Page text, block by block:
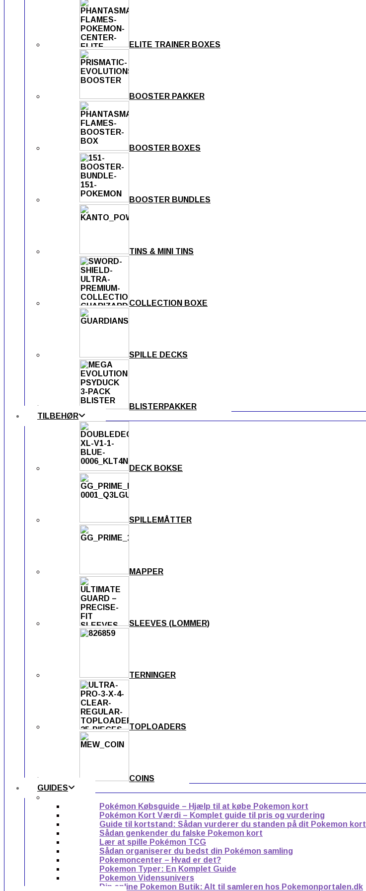
ELITE TRAINER BOXES
BOOSTER PAKKER
BOOSTER BOXES
BOOSTER BUNDLES
TINS & MINI TINS
COLLECTION BOXE
SPILLE DECKS
BLISTERPAKKER
TILBEHØR
DECK BOKSE
SPILLEMÅTTER
MAPPER
SLEEVES (LOMMER)
TERNINGER
TOPLOADERS
COINS
GUIDES
Pokémon Købsguide – Hjælp til at købe Pokemon kort
Pokémon Kort Værdi – Komplet guide til pris og vurdering
Guide til kortstand: Sådan vurderer du standen på dit Pokemon kort
Sådan genkender du falske Pokemon kort
Lær at spille Pokémon TCG
Sådan organiserer du bedst din Pokémon samling
Pokemoncenter – Hvad er det?
Pokemon Typer: En Komplet Guide
Pokemon Vidensunivers
Din online Pokemon Butik: Alt til samleren hos Pokemonportalen.dk